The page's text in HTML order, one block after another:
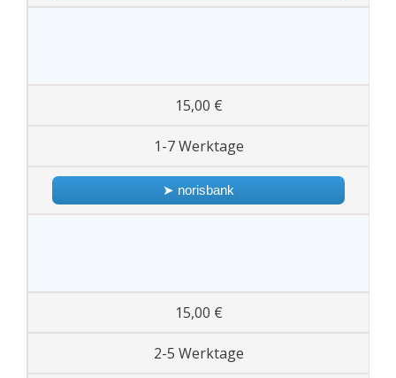
15,00 €
1-7 Werktage
➤ norisbank
15,00 €
2-5 Werktage